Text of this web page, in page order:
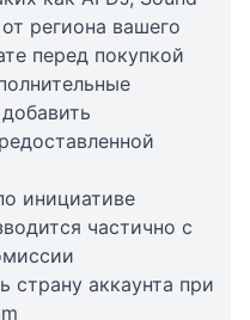
региона вашего
перед покупкой
инициативе
частично с
страну аккаунта при